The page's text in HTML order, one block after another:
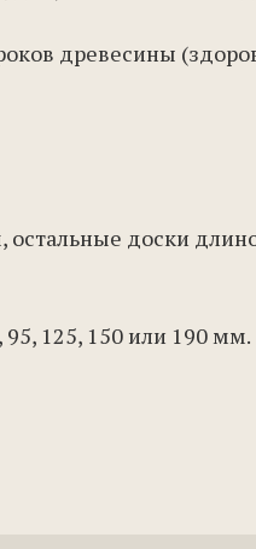
древесины
доски
125, 150 или 190 мм.